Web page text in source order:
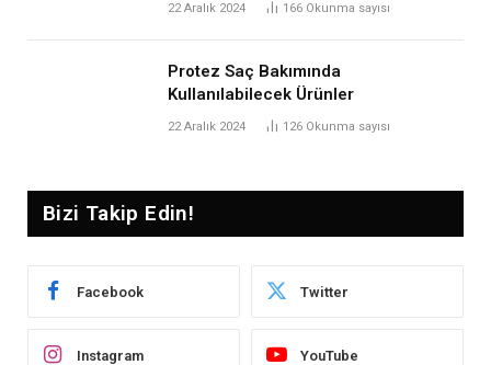
22 Aralık 2024 166 Okunma sayısı
Protez Saç Bakımında
Kullanılabilecek Ürünler
22 Aralık 2024 126 Okunma sayısı
Bizi Takip Edin!
Facebook Twitter
Instagram YouTube